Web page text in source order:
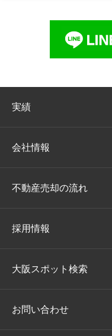
実績
会社情報
不動産売却の流れ
採用情報
大阪スポット検索
お問い合わせ